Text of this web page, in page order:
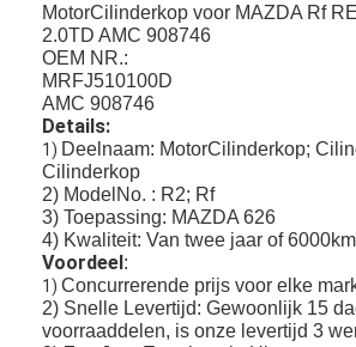
MotorCilinderkop voor MAZDA Rf
2.0TD AMC 908746
OEM NR.:
MRFJ510100D
AMC 908746
Details:
1) Deelnaam: MotorCilinderkop;
Cilinderkop
2) ModelNo. : R2; Rf
3) Toepassing: MAZDA 626
4) Kwaliteit: Van twee jaar of
Voordeel:
1)Concurrerende prijs voor elke
2) Snelle Levertijd: Gewoonlijk 15
voorraaddelen, is onze levertijd 3